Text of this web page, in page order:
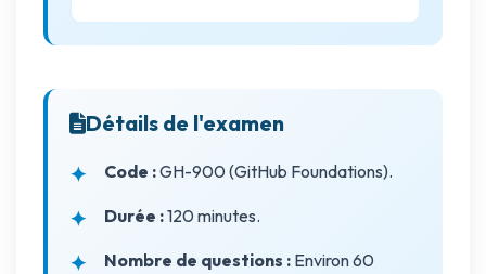
Détails de l'examen
Code :GH-900 (GitHub Foundations).
Durée :120 minutes.
Nombre de questions : Environ 60